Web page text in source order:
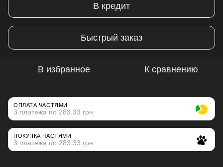
В кредит
Быстрый заказ
В избранное К сравнению
ОПЛАТА ЧАСТЯМИ
3 платежа по 283.33 грн
ПОКУПКА ЧАСТЯМИ
3 платежа по 283.33 грн